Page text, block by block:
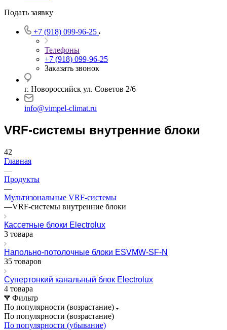
Подать заявку
+7 (918) 099-96-25
Телефоны
+7 (918) 099-96-25
Заказать звонок
г. Новороссийск ул. Советов 2/6
info@vimpel-climat.ru
VRF-системы внутренние блоки
42
Главная
—
Продукты
—
Мультизональные VRF-системы
—VRF-системы внутренние блоки
Кассетные блоки Electrolux
3 товара
Напольно-потолочные блоки ESVMW-SF-N
35 товаров
Супертонкий канальный блок Electrolux
4 товара
Фильтр
По популярности (возрастание)
По популярности (возрастание)
По популярности (убывание)